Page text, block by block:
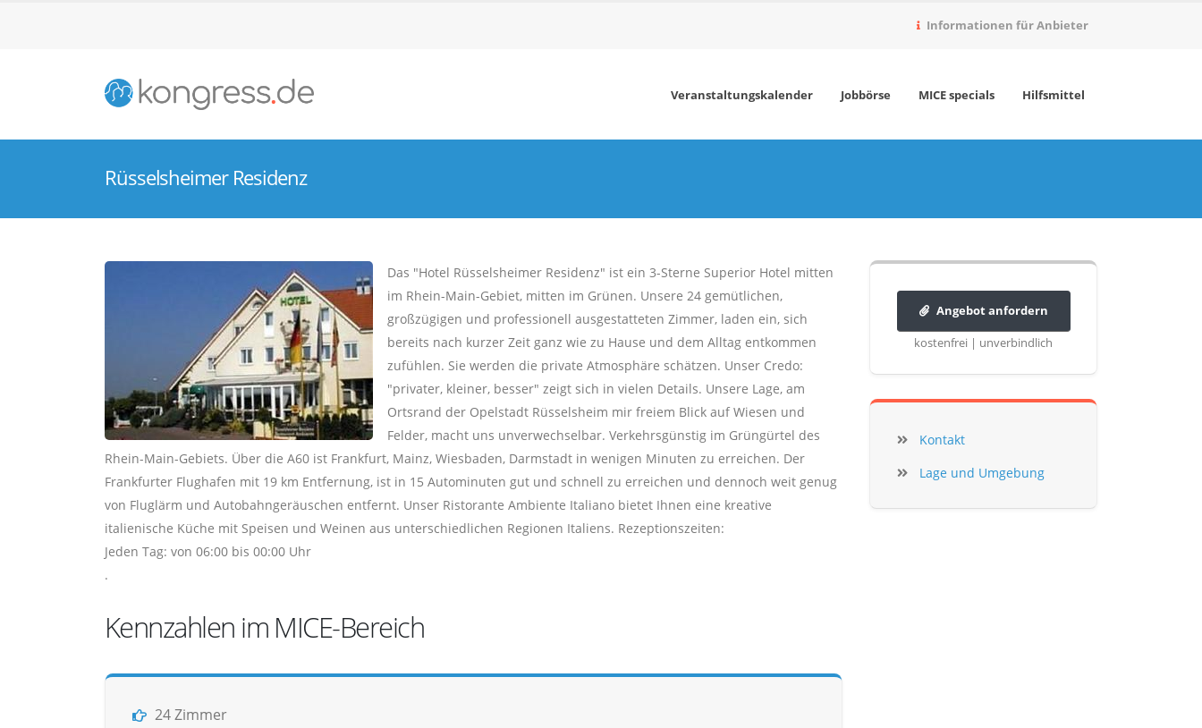
Informationen für Anbieter
Veranstaltungskalender Jobbörse MICE specials Hilfsmittel
Rüsselsheimer Residenz
Das "Hotel Rüsselsheimer Residenz" ist ein 3-Sterne Superior Hotel mitten
im Rhein-Main-Gebiet, mitten im Grünen. Unsere 24 gemütlichen,
großzügigen und professionell ausgestatteten Zimmer, laden ein, sich
bereits nach kurzer Zeit ganz wie zu Hause und dem Alltag entkommen
zufühlen. Sie werden die private Atmosphäre schätzen. Unser Credo:
"privater, kleiner, besser" zeigt sich in vielen Details. Unsere Lage, am
Ortsrand der Opelstadt Rüsselsheim mir freiem Blick auf Wiesen und
Felder, macht uns unverwechselbar. Verkehrsgünstig im Grüngürtel des
Rhein-Main-Gebiets. Über die A60 ist Frankfurt, Mainz, Wiesbaden, Darmstadt in wenigen Minuten zu erreichen. Der
Frankfurter Flughafen mit 19 km Entfernung, ist in 15 Autominuten gut und schnell zu erreichen und dennoch weit genug
von Fluglärm und Autobahngeräuschen entfernt. Unser Ristorante Ambiente Italiano bietet Ihnen eine kreative
italienische Küche mit Speisen und Weinen aus unterschiedlichen Regionen Italiens. Rezeptionszeiten:
Jeden Tag: von 06:00 bis 00:00 Uhr
.
Kennzahlen im MICE-Bereich
24 Zimmer
Angebot anfordern
kostenfrei | unverbindlich
Kontakt
Lage und Umgebung